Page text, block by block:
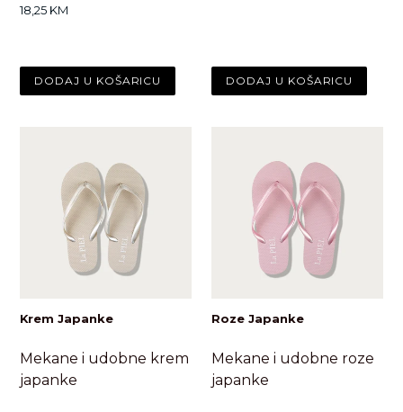
Standardna
18,25 KM
Krem Japanke
Mekane i udobne krem
japanke
Roze Japanke
Mekane i udobne roze
japanke